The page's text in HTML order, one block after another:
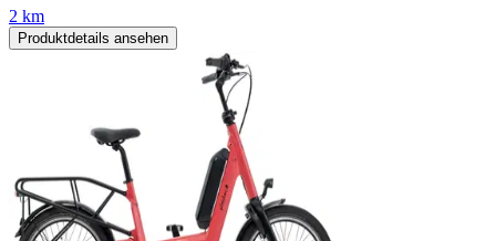
2 km
Produktdetails ansehen